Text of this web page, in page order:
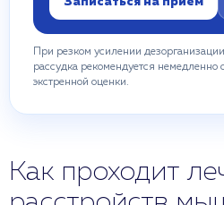
При резком усилении
рассудка рекомендуется немедленно
экстренной оценки.
Как проходит